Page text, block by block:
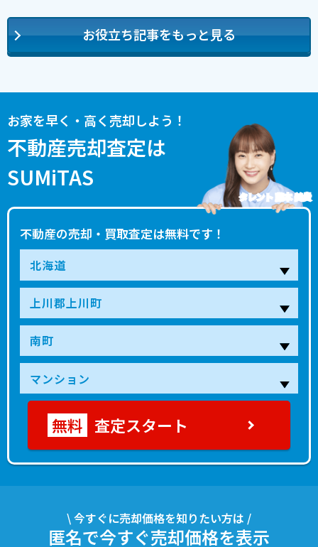
お役立ち記事をもっと見る
お家を早く・高く売却しよう！
不動産売却査定は
SUMiTAS
不動産の売却・買取査定は無料です！
タレント 藤本 美貴
査定スタート
\ 今すぐに売却価格を知りたい方は /
匿名で今すぐ売却価格を表示